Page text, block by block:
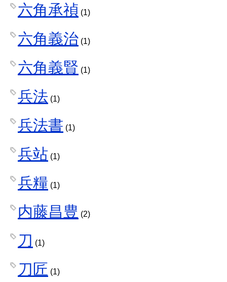
六角承禎 (1)
六角義治 (1)
六角義賢 (1)
兵法 (1)
兵法書 (1)
兵站 (1)
兵糧 (1)
内藤昌豊 (2)
刀 (1)
刀匠 (1)